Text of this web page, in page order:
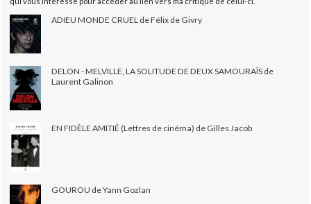
ADIEU MONDE CRUEL de Félix de Givry
DELON - MELVILLE, LA SOLITUDE DE DEUX SAMOURAÏS de
Laurent Galinon
EN FIDÈLE AMITIÉ (Lettres de cinéma) de Gilles Jacob
GOUROU de Yann Gozlan